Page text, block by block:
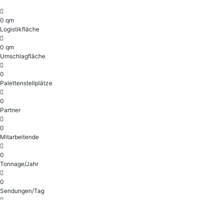
0 qm
Logistikfläche​
0 qm
Umschlagfläche
0
Palettenstellplätze
0
Partner
0
Mitarbeitende
0
Tonnage/Jahr
0
Sendungen/Tag